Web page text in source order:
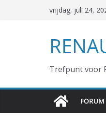
vrijdag, juli 24,
Trefpunt voor